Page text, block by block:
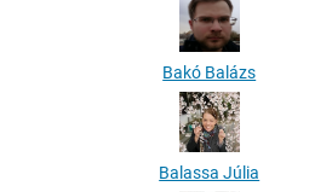
Bakó Balázs
Balassa Júlia